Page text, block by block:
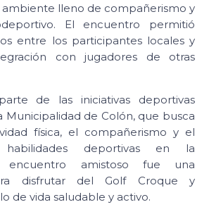
lleno de compañerismo y
El encuentro permitió
entre los participantes locales y
con jugadores de otras
de las iniciativas deportivas
Municipalidad de Colón, que busca
física, el compañerismo y el
deportivas en la
encuentro amistoso fue una
disfrutar del Golf Croque y
de vida saludable y activo.